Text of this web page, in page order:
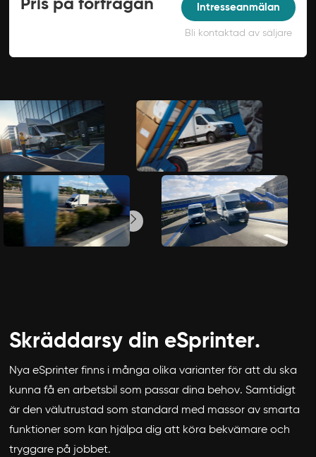
Pris på förfrågan Intresseanmälan
Bli kontaktad av säljare
Skräddarsy din eSprinter.
Nya eSprinter finns i många olika varianter för att du ska
kunna få en arbetsbil som passar dina behov. Samtidigt
är den välutrustad som standard med massor av smarta
funktioner som kan hjälpa dig att köra bekvämare och
tryggare på jobbet.